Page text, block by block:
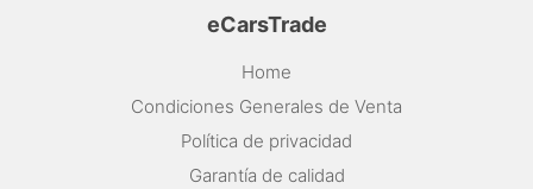
eCarsTrade
Home
Condiciones Generales de Venta
Política de privacidad
Garantía de calidad